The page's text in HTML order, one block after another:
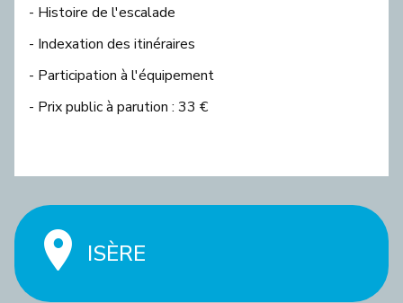
- Histoire de l'escalade
- Indexation des itinéraires
- Participation à l'équipement
- Prix public à parution : 33 €
ISÈRE